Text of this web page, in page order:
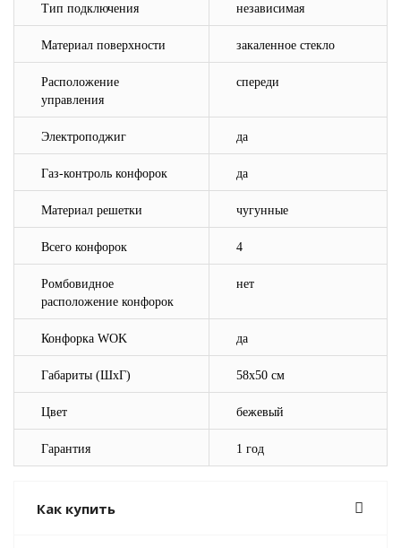
Тип подключения независимая
Материал поверхности закаленное стекло
Расположение
управления
спереди
Электроподжиг да
Газ-контроль конфорок да
Материал решетки чугунные
Всего конфорок 4
Ромбовидное
расположение конфорок
нет
Конфорка WOK да
Габариты (ШхГ) 58х50 см
Цвет бежевый
Гарантия 1 год
Как купить